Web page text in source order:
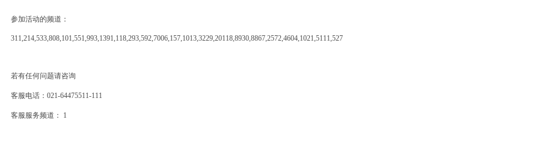
参加活动的频道：
311,214,533,808,101,551,993,1391,118,293,592,7006,157,1013,3229,20118,8930,8867,2572,4604,1021,5111,527
若有任何问题请咨询
客服电话： 021-64475511-111
客服服务频道： 1